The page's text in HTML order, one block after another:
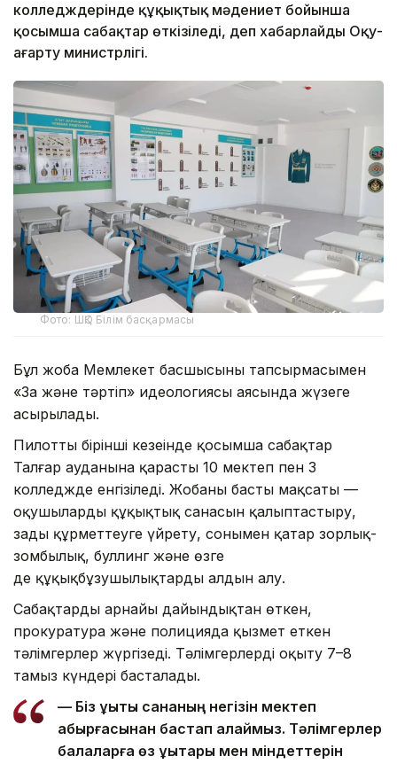
колледждерінде құқықтық мәдениет бойынша
қосымша сабақтар өткізіледі, деп хабарлайды Оқу-
ағарту министрлігі.
Фото: ШҚО Білім басқармасы
Бұл жоба Мемлекет басшысының тапсырмасымен
«Заң және тәртіп» идеологиясы аясында жүзеге
асырылады.
Пилоттың бірінші кезеңінде қосымша сабақтар
Талғар ауданына қарасты 10 мектеп пен 3
колледжде енгізіледі. Жобаның басты мақсаты —
оқушылардың құқықтық санасын қалыптастыру,
заңды құрметтеуге үйрету, сонымен қатар зорлық-
зомбылық, буллинг және өзге
де құқықбұзушылықтардың алдын алу.
Сабақтарды арнайы дайындықтан өткен,
прокуратура және полицияда қызмет еткен
тәлімгерлер жүргізеді. Тәлімгерлерді оқыту 7–8
тамыз күндері басталады.
— Біз құқықтық сананың негізін мектеп
қабырғасынан бастап қалаймыз. Тәлімгерлер
балаларға өз құқықтары мен міндеттерін